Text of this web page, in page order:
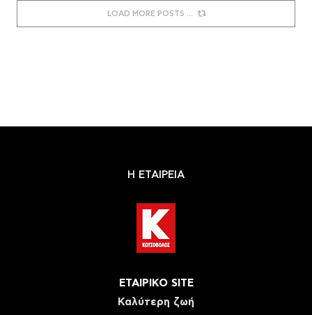
LOAD MORE POSTS
Η ΕΤΑΙΡΕΙΑ
ΕΤΑΙΡΙΚΟ SITE
Καλύτερη ζωή